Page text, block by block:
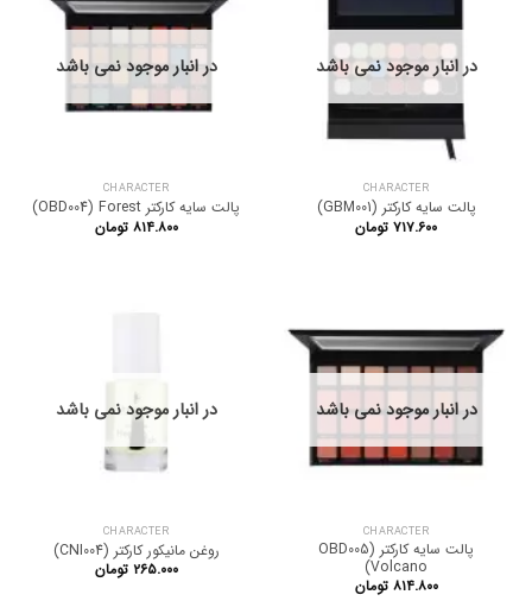
در انبار موجود نمی باشد
CHARACTER
پالت سایه کارکتر (GBM001)
۷۱۷.۶۰۰ تومان
در انبار موجود نمی باشد
CHARACTER
پالت سایه کارکتر OBD004) Forest)
۸۱۴.۸۰۰ تومان
در انبار موجود نمی باشد
CHARACTER
پالت سایه کارکتر OBD005)
Volcano)
۸۱۴.۸۰۰ تومان
در انبار موجود نمی باشد
CHARACTER
روغن مانیکور کارکتر (CNI004)
۲۶۵.۰۰۰ تومان